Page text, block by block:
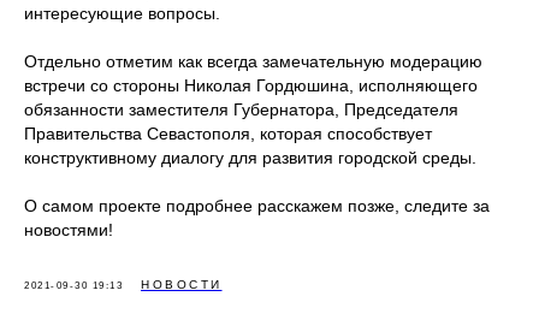
интересующие вопросы.
Отдельно отметим как всегда замечательную модерацию
встречи со стороны Николая Гордюшина, исполняющего
обязанности заместителя Губернатора, Председателя
Правительства Севастополя, которая способствует
конструктивному диалогу для развития городской среды.
О самом проекте подробнее расскажем позже, следите за
новостями!
2021-09-30 19:13 НОВОСТИ